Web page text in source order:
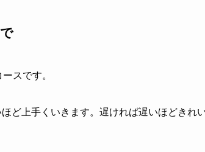
スです。
ど上手くいきます。遅ければ遅いほどきれ